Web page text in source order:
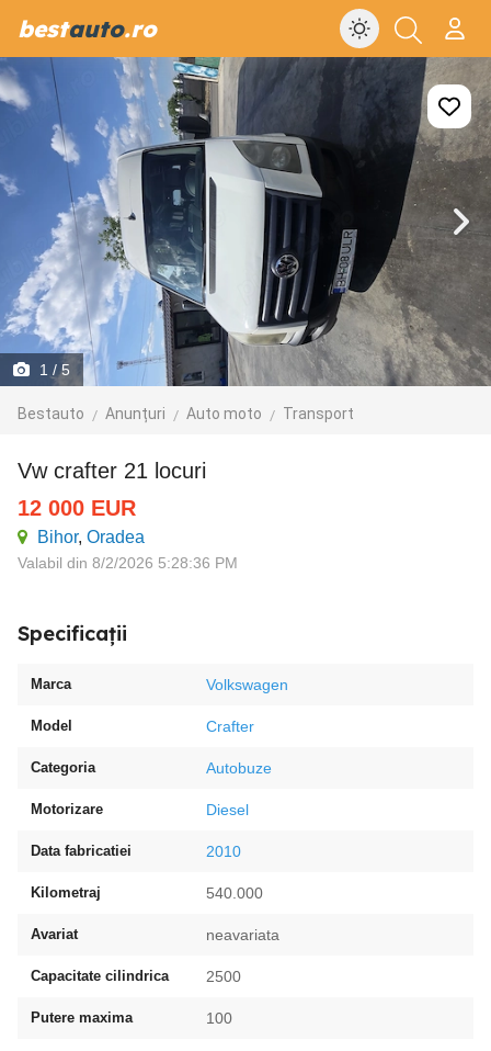
bestauto.ro
1 / 5
Bestauto Anunțuri Auto moto Transport
Vw crafter 21 locuri
12 000 EUR
Bihor, Oradea
Valabil din 8/2/2026 5:28:36 PM
Specificații
Marca Volkswagen
Model Crafter
Categoria Autobuze
Motorizare Diesel
Data fabricatiei 2010
Kilometraj 540.000
Avariat neavariata
Capacitate cilindrica 2500
Putere maxima 100